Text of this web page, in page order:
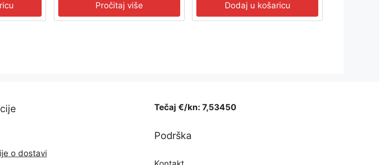
Pročitaj više Dodaj u košaricu
o dostavi
Tečaj €/kn: 7,53450
Podrška